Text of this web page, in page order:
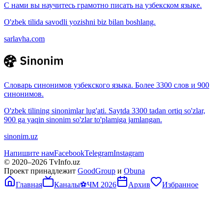
С нами вы научитесь грамотно писать на узбекском языке.
O'zbek tilida savodli yozishni biz bilan boshlang.
sarlavha.com
Словарь синонимов узбекского языка. Более 3300 слов и 900
синонимов.
O'zbek tilining sinonimlar lug'ati. Saytda 3300 tadan ortiq so'zlar,
900 ga yaqin sinonim so'zlar to'plamiga jamlangan.
sinonim.uz
Напишите намFacebookTelegramInstagram
© 2020–2026 TvInfo.uz
Проект принадлежит GoodGroup и Obuna
Главная
Каналы⚽ЧМ 2026 Архив Избранное